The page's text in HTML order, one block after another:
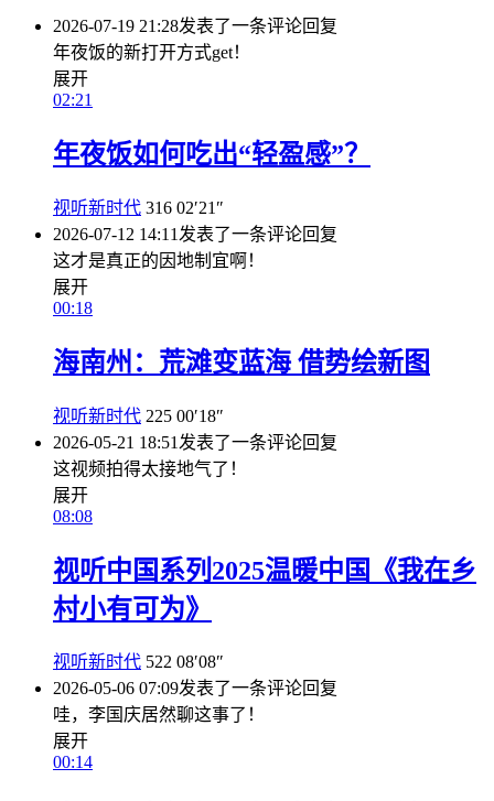
2026-07-19 21:28发表了一条评论回复
年夜饭的新打开方式get！
展开
02:21
年夜饭如何吃出“轻盈感”？
视听新时代 316 02′21″
2026-07-12 14:11 发表了一条评论回复
这才是真正的因地制宜啊！
展开
00:18
海南州：荒滩变蓝海 借势绘新图
视听新时代 225 00′18″
2026-05-21 18:51 发表了一条评论回复
这视频拍得太接地气了！
展开
08:08
视听中国系列2025温暖中国《我在乡
村小有可为》
视听新时代 522 08′08″
2026-05-06 07:09发表了一条评论回复
哇，李国庆居然聊这事了！
展开
00:14